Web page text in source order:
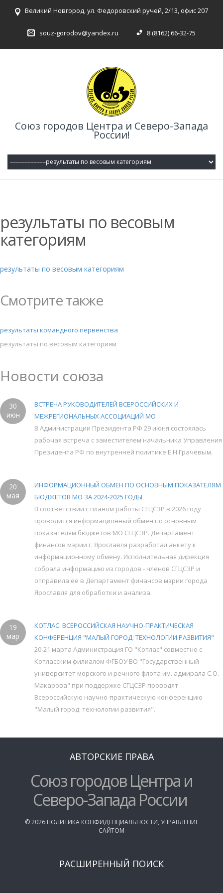
Великий Новгород, ул. Федоровский ручей, 2/13, офис 207
souz-gorodov@yandex.ru 8 (8162) 66-32-75
Союз городов Центра и Северо-Запада
России!
результаты по весовым
категориям
результаты по весовым категориям
Смотрите также
результаты командного первенства
результаты по весовым категориям
Новости союза
30
июн
ВСТРЕЧА РУКОВОДИТЕЛЕЙ ВСЕРОССИЙСКИХ И
МЕЖРЕГИОНАЛЬНЫХ АССОЦИАЦИЙ МО
В Администрации Президента РФ 29 июня состоялась
рабочая встреча с заместителем начальника Управления
Президента РФ по внутренней политике Е.Н.Грачёвым.
20
мая
ИНФОРМАЦИОННЫЙ ОБМЕН ПО ОСНОВНЫМ ПОКАЗАТЕЛЯМ
БЮДЖЕТОВ МО ЗА 2024-2025 ГОДЫ
В соответствии с планом работы СГЦСЗР в 2026 году
проводится информационный обмен по основным
показателям бюджетов МО СГЦСЗР. Департамент
финансов мэрии г. Ярославля разработал анкету к
информационному обмену. Исполнительная дирекция
собрала информацию из городов - членов СГЦСЗР и
отправила её в Департамент финансов мэрии города
Ярославля для обработки и анализа.
19
мар
КОТЛАС. ВСЕРОССИЙСКАЯ НАУЧНО-ПРАКТИЧЕСКАЯ
КОНФЕРЕНЦИЯ "МАЛЫЙ ГОРОД: ТЕХНОЛОГИИ РАЗВИТИЯ"
20-21 марта Администрация ГО "Котлас" совместно с
Котласским филиалом ФГБОУ ВО "Государственный
университет морского и речного флота им. адмирала С.О.
Макарова" при поддержке СГЦСЗР проводят
Всероссийскую научно-практическую конференцию
"Малый город: технологии развития".
АВТОРСКИЕ ПРАВА
Союз городов Центра и
Северо-Запада России
©2026 ПОЛИТИКА КОНФИДЕНЦИАЛЬНОСТИ, УПРАВЛЕНИЕ
САЙТОМ
РАСШИРЕННЫЙ ПОИСК